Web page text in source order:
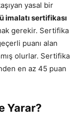
yasal bir
imalatı sertifikası
gerekir. Sertifika
puanı alan
olurlar. Sertifika
en az 45 puan
Yarar?